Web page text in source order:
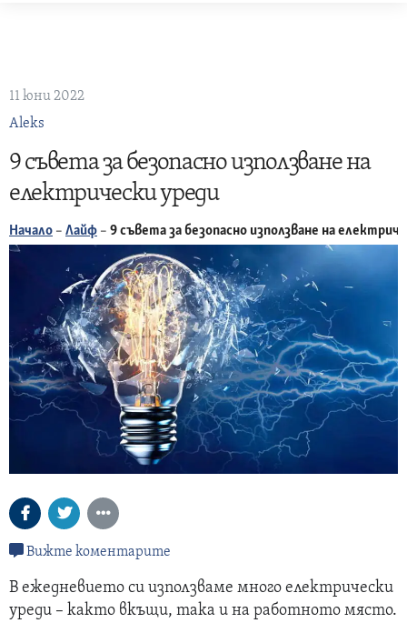
11 юни 2022
Aleks
9 съвета за безопасно използване на
електрически уреди
Начало – Лайф – 9 съвета за безопасно използване на
Вижте коментарите
В ежедневието си използваме много електрически
уреди – както вкъщи, така и на работното място.